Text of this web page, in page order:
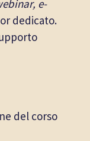
e-
dedicato.
del corso